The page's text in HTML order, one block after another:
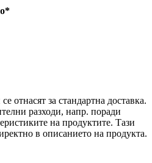
отнасят за стандартна доставка.
разходи, напр. поради
на продуктите. Тази
в описанието на продукта.